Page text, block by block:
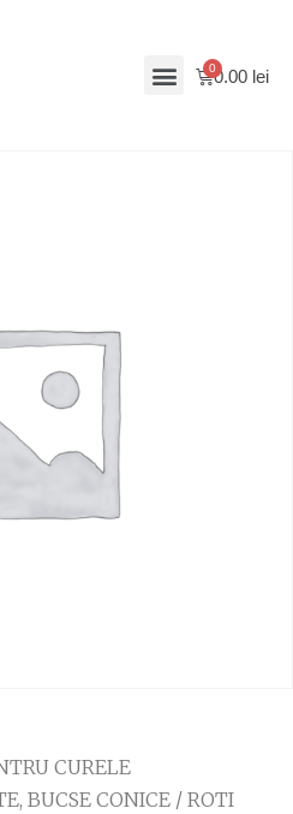
0.00 lei
CURELE
BUCSE CONICE / ROTI